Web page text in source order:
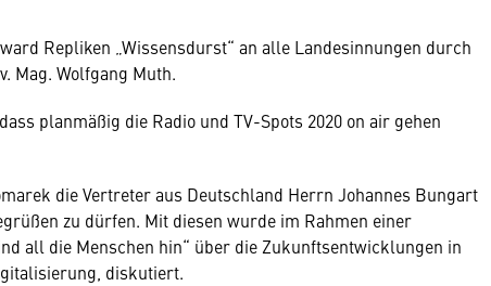
Repliken „Wissensdurst“ an alle Landesinnungen durch
Mag. Wolfgang Muth.
planmäßig die Radio und TV-Spots 2020 on air gehen
die Vertreter aus Deutschland Herrn Johannes Bungart
zu dürfen. Mit diesen wurde im Rahmen einer
all die Menschen hin“ über die Zukunftsentwicklungen in
diskutiert.